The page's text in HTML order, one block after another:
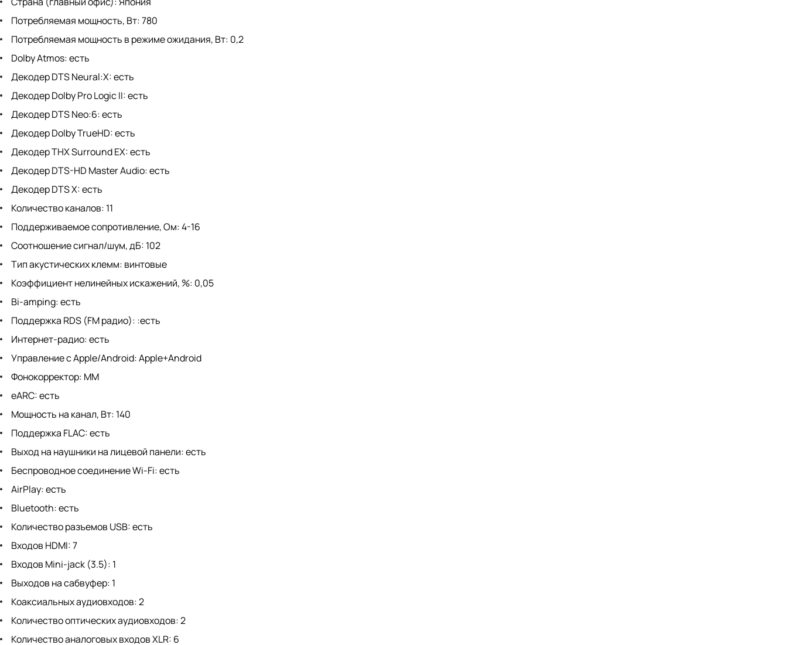
Потребляемая мощность, Вт: 780
Потребляемая мощность в режиме ожидания, Вт: 0,2
Dolby Atmos: есть
Декодер DTS Neural:X: есть
Декодер Dolby Pro Logic II: есть
Декодер DTS Neo:6: есть
Декодер Dolby TrueHD: есть
Декодер THX Surround EX: есть
Декодер DTS-HD Master Audio: есть
Декодер DTS X: есть
Количество каналов: 11
Поддерживаемое сопротивление, Ом: 4-16
Соотношение сигнал/шум, дБ: 102
Тип акустических клемм: винтовые
Коэффициент нелинейных искажений, %: 0,05
Bi-amping: есть
Поддержка RDS (FM радио): :есть
Интернет-радио: есть
Управление с Apple/Android: Apple+Android
Фонокорректор: MM
eARC: есть
Мощность на канал, Вт: 140
Поддержка FLAC: есть
Выход на наушники на лицевой панели: есть
Беспроводное соединение Wi-Fi: есть
AirPlay: есть
Bluetooth: есть
Количество разъемов USB: есть
Входов HDMI: 7
Входов Mini-jack (3.5): 1
Выходов на сабвуфер: 1
Коаксиальных аудиовходов: 2
Количество оптических аудиовходов: 2
Количество аналоговых входов XLR: 6